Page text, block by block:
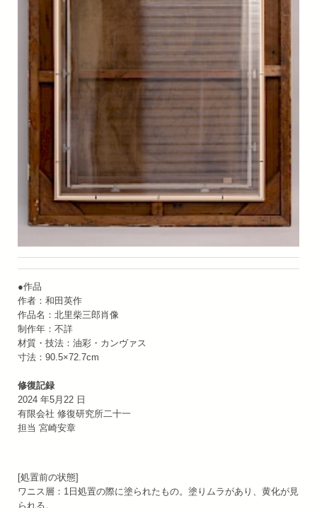
●作品
作者：和田英作
作品名：北里柴三郎肖像
制作年：不詳
材質・技法：油彩・カンヴァス
寸法：90.5×72.7cm
修復記録
2024 年5月22 日
有限会社 修復研究所二十一
担当 宮崎安章
[処置前の状態]
ワニス層：1日処置の際に塗られたもの。塗りムラがあり、黄化が見
られる。